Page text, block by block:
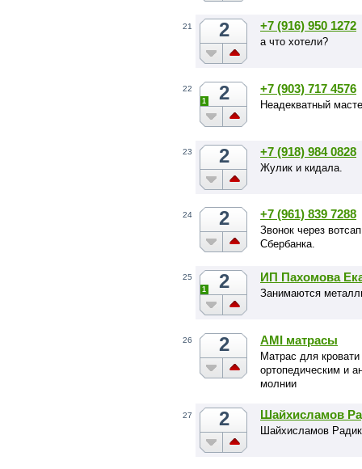
21 2 +7 (916) 950 1272
а что хотели?
22 2
1
+7 (903) 717 4576
Неадекватный
23 2 +7 (918) 984 0828
Жулик и кидала.
24 2 +7 (961) 839 7288
Звонок через
Сбербанка.
25 2
1
ИП Пахомова
Занимаются
26 2 AMI матрасы
Матрас для
ортопедическим и
молнии
27 2 Шайхисламов
Шайхисламов